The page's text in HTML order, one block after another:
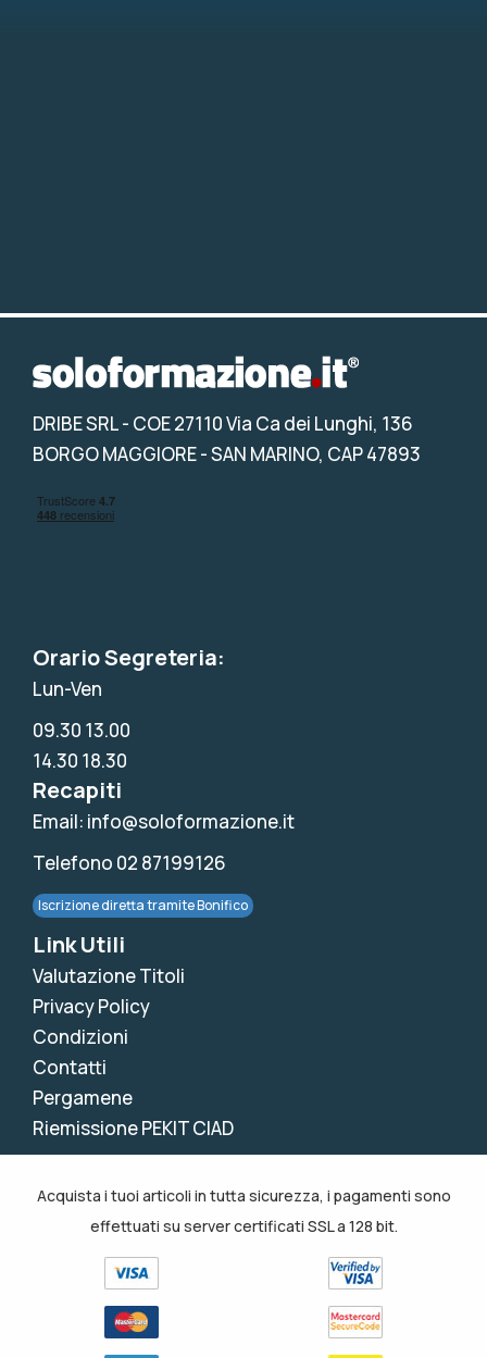
DRIBE SRL- COE 27110 Via Ca dei Lunghi, 136
BORGO MAGGIORE - SAN MARINO, CAP 47893
Orario Segreteria:
Lun-Ven
09.30 13.00
14.30 18.30
Recapiti
Email: info@soloformazione.it
Telefono 02 87199126
Iscrizione diretta tramite Bonifico
Link Utili
Valutazione Titoli
Privacy Policy
Condizioni
Contatti
Pergamene
Riemissione PEKIT CIAD
Acquista i tuoi articoli in tutta sicurezza, i pagamenti sono
effettuati su server certificati SSL a 128 bit.